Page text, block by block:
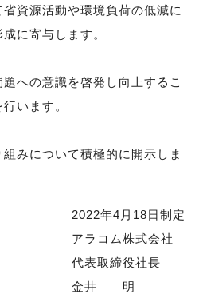
資源活動や環境負荷の低減に
に寄与します。
への意識を啓発し向上するこ
います。
みについて積極的に開示しま
2022年4月18日制定
アラコム株式会社
代表取締役社長
金井 明